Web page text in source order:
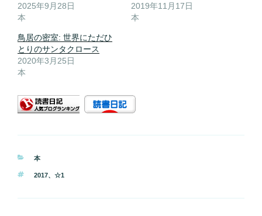
2025年9月28日
本
2019年11月17日
本
鳥居の密室: 世界にただひ
とりのサンタクロース
2020年3月25日
本
カ
ゴ
ー
本
タ
2017、 ☆1